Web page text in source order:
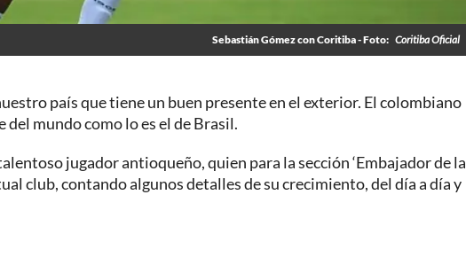
Sebastián Gómez con Coritiba - Foto: Coritiba Oficial
país que tiene un buen presente en el exterior. El colombiano
mundo como lo es el de Brasil.
jugador antioqueño, quien para la sección ‘Embajador de la
club, contando algunos detalles de su crecimiento, del día a día y